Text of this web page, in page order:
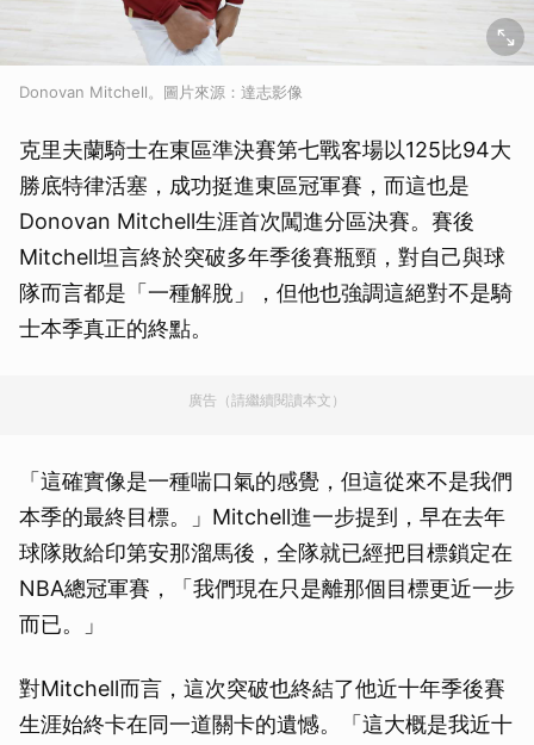
Donovan Mitchell。圖片來源：達志影像
克里夫蘭騎士在東區準決賽第七戰客場以125比94大
勝底特律活塞，成功挺進東區冠軍賽，而這也是
Donovan Mitchell生涯首次闖進分區決賽。賽後
Mitchell坦言終於突破多年季後賽瓶頸，對自己與球
隊而言都是「一種解脫」，但他也強調這絕對不是騎
士本季真正的終點。
廣告（請繼續閱讀本文）
「這確實像是一種喘口氣的感覺，但這從來不是我們
本季的最終目標。」Mitchell進一步提到，早在去年
球隊敗給印第安那溜馬後，全隊就已經把目標鎖定在
NBA總冠軍賽，「我們現在只是離那個目標更近一步
而已。」
對Mitchell而言，這次突破也終結了他近十年季後賽
生涯始終卡在同一道關卡的遺憾。「這大概是我近十